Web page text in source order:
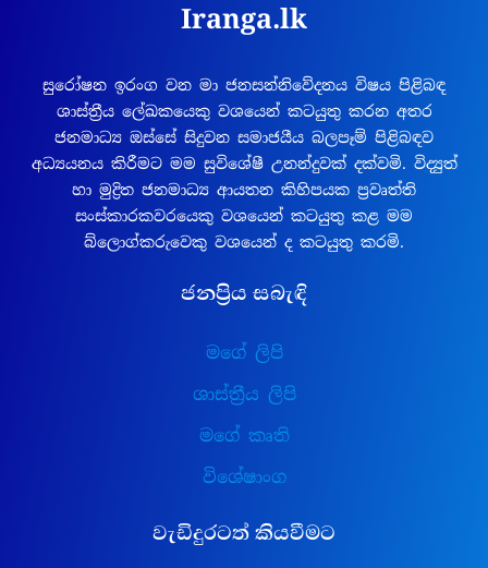
Iranga.lk
සුරෝෂන ඉරංග වන මා ජනසන්නිවේදනය විෂය පිළිබඳ
ශාස්ත්‍රීය ලේඛකයෙකු වශයෙන් කටයුතු කරන අතර
ජනමාධ්‍ය ඔස්සේ සිදුවන සමාජයීය බලපෑම් පිළිබඳව
අධ්‍යයනය කිරීමට මම සුවිශේෂී උනන්දුවක් දක්වමි. විද්‍යුත්
හා මුද්‍රිත ජනමාධ්‍ය ආයතන කිහිපයක ප්‍රවෘත්ති
සංස්කාරකවරයෙකු වශයෙන් කටයුතු කළ මම
බ්ලොග්කරුවෙකු වශයෙන් ද කටයුතු කරමි.
ජනප්‍රිය සබැඳි
මගේ ලිපි
ශාස්ත්‍රීය ලිපි
මගේ කෘති
විශේෂාංග
වැඩිදුරටත් කියවීමට